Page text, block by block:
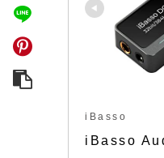
iBasso
iBasso